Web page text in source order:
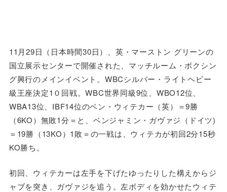
11月29日（日本時間30日）、英・マーストン グリーンの
国立展示センターで開催された、マッチルーム・ボクシン
グ興行のメインイベント。WBCシルバー・ライトヘビー
級王座決定1０回戦。WBC世界同級9位、WBO12位、
WBA13位、IBF14位のベン・ウィテカー（英）＝9勝
（6KO）無敗1分＝と、ベンジャミン・ガヴァジ（ドイツ)
＝19勝（13KO）1敗＝の一戦は、ウィテカが初回2分15秒
KO勝ち。
初回、ウィテカーは左手を下げたゆったりした構えからジ
ャブを突き、ガヴァジを追う。左ボディを効かせたウィテ